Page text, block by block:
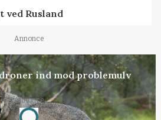
ved Rusland
Annonce
ind mod problemulv
Annonce